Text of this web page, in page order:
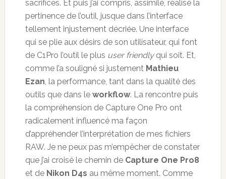
sacrifices. Et puis j’ai compris, assimilé, réalisé la
pertinence de l’outil, jusque dans l’interface
tellement injustement décriée. Une interface
qui se plie aux désirs de son utilisateur, qui font
de C1Pro l’outil le plus user friendlyqui soit. Et,
comme l’a souligné si justement Mathieu
Ezan, la performance, tant dans la qualité des
outils que dans le workflow. La rencontre puis
la compréhension de Capture One Pro ont
radicalement influencé ma façon
d’appréhender l’interprétation de mes fichiers
RAW. Je ne peux pas m’empêcher de constater
que j’ai croisé le chemin de Capture One Pro8
et de Nikon D4s au même moment. Comme